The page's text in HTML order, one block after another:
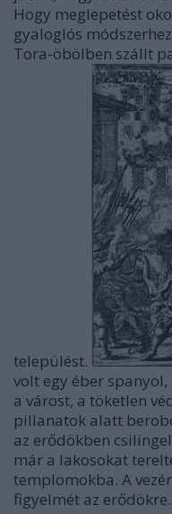
Hogy meglepetést
gyaloglós
Tora-öbölben szállt
települést.
volt egy éber
a várost, a töketlen
pillanatok alatt
az erődökben
már a lakosokat
templomokba. A
figyelmét az erődökre.